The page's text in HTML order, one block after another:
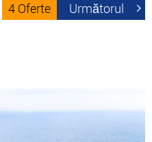
4 Oferte Următorul